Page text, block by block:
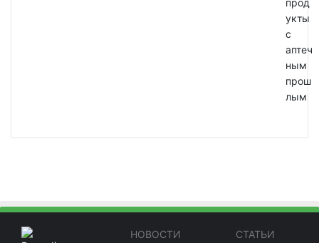
прод
укты
с
аптеч
ным
прош
лым
НОВОСТИ
СТАТЬИ